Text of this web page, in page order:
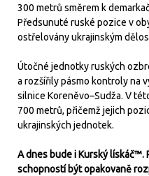
300 metrů směrem k
Předsunuté ruské pozice v
ostřelovány ukrajinským
Útočné jednotky ruských
a rozšířily pásmo kontroly na
silnice Koreněvo–Sudža. V
700 metrů, přičemž jejich
ukrajinských jednotek.
A dnes bude i Kurský lískáč™.
schopností být opakovaně